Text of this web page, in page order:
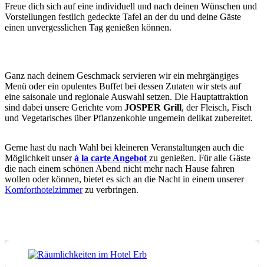
Freue dich sich auf eine individuell und nach deinen Wünschen und
Vorstellungen festlich gedeckte Tafel an der du und deine Gäste
einen unvergesslichen Tag genießen können.
Ganz nach deinem Geschmack servieren wir ein mehrgängiges
Menü oder ein opulentes Buffet bei dessen Zutaten wir stets auf
eine saisonale und regionale Auswahl setzen. Die Hauptattraktion
sind dabei unsere Gerichte vom JOSPER Grill, der Fleisch, Fisch
und Vegetarisches über Pflanzenkohle ungemein delikat zubereitet.
Gerne hast du nach Wahl bei kleineren Veranstaltungen auch die
Möglichkeit unserá la carte Angebot zu genießen. Für alle Gäste
die nach einem schönen Abend nicht mehr nach Hause fahren
wollen oder können, bietet es sich an die Nacht in einem unserer
Komforthotelzimmerzu verbringen.